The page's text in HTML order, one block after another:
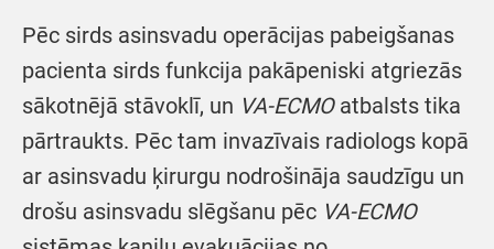
Pēc sirds asinsvadu operācijas pabeigšanas
pacienta sirds funkcija pakāpeniski atgriezās
sākotnējā stāvoklī, un VA-ECMOatbalsts tika
pārtraukts. Pēc tam invazīvais radiologs kopā
ar asinsvadu ķirurgu nodrošināja saudzīgu un
drošu asinsvadu slēgšanu pēc VA-ECMO